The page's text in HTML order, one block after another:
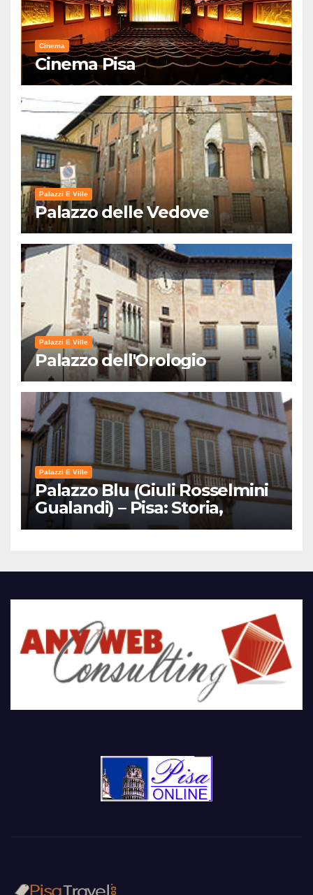
Cinema
Cinema Pisa
Palazzi E Ville
Palazzo delle Vedove
Palazzi E Ville
Palazzo dell'Orologio
Palazzi E Ville
Palazzo Blu (Giuli Rosselmini
Gualandi) – Pisa: Storia,
Mostre e Info Visita